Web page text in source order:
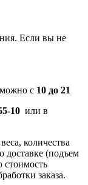
Если вы не
с 10 до 21
10 или в
количества
доставке (подъем
стоимость
заказа.